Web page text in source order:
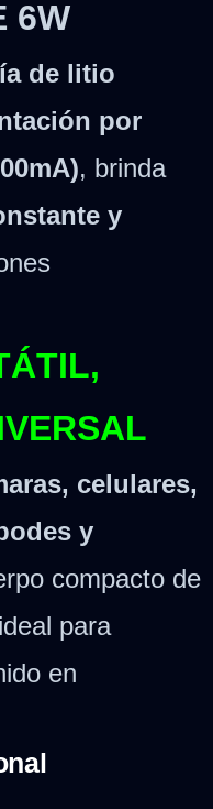
6W
de litio
por
, brinda
y
celulares,
y
compacto de
para
en